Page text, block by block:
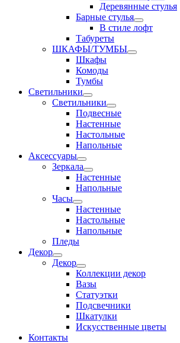
Деревянные стулья
Барные стулья
В стиле лофт
Табуреты
ШКАФЫ/ТУМБЫ
Шкафы
Комоды
Тумбы
Светильники
Светильники
Подвесные
Настенные
Настольные
Напольные
Аксессуары
Зеркала
Настенные
Напольные
Часы
Настенные
Настольные
Напольные
Пледы
Декор
Декор
Коллекции декор
Вазы
Статуэтки
Подсвечники
Шкатулки
Искусственные цветы
Контакты